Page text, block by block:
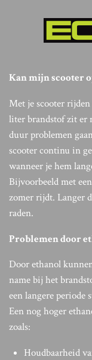
Kan mijn scooter
Met je scooter
liter brandstof zit er
duur problemen
scooter continu in
wanneer je hem
Bijvoorbeeld met
zomer rijdt. Langer
raden.
Problemen door
Door ethanol
name bij het
een langere periode
Een nog hoger
zoals:
Houdbaarheid